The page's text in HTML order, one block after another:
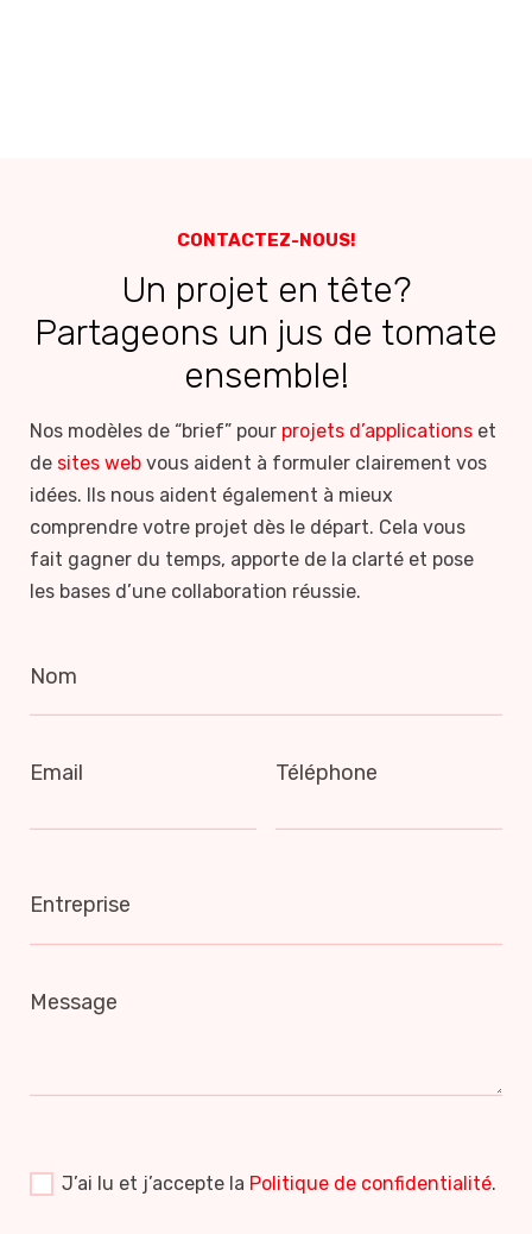
CONTACTEZ-NOUS!
Un projet en tête?
Partageons un jus de tomate
ensemble!
Nos modèles de “brief” pour projets d’applications et
de sites web vous aident à formuler clairement vos
idées. Ils nous aident également à mieux
comprendre votre projet dès le départ. Cela vous
fait gagner du temps, apporte de la clarté et pose
les bases d’une collaboration réussie.
Nom
Email Téléphone
Entreprise
Message
J’ai lu et j’accepte la Politique de confidentialité.